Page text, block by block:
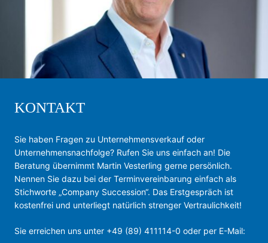
KONTAKT
Sie haben Fragen zu Unternehmensverkauf oder
Unternehmensnachfolge? Rufen Sie uns einfach an! Die
Beratung übernimmt Martin Vesterling gerne persönlich.
Nennen Sie dazu bei der Terminvereinbarung einfach als
Stichworte „Company Succession“. Das Erstgespräch ist
kostenfrei und unterliegt natürlich strenger Vertraulichkeit!
Sie erreichen uns unter +49 (89) 411114-0 oder per E-Mail: